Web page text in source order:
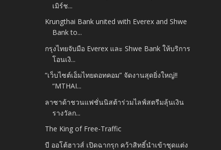
เมิร์ช...
Krungthai Bank united with Everex and Shwe
Bank to...
กรุงไทยจับมือ Everex และ Shwe Bank ให้บริการ
โอนเงิ...
“เว็บไซต์เอ็มไทยดอทคอม” จัดงานสุดยิ่งใหญ่!!
“MTHAI...
ลาซาด้าชวนแฟชั่นนิสต้าร่วมไลฟ์สตรีมลุ้นเงิน
รางวัลก...
The King of Free-Traffic
บี ออโต้ฮาวส์ เปิดฉากรุก คว้าสิทธิ์นำเข้าชุดแต่ง